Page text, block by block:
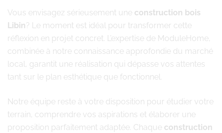
Vous envisagez sérieusement une construction bois
Libin? Le moment est idéal pour transformer cette
réflexion en projet concret. L’expertise de ModuleHome,
combinée à notre connaissance approfondie du marché
local, garantit une réalisation qui dépasse vos attentes
tant sur le plan esthétique que fonctionnel.
Notre équipe reste à votre disposition pour étudier votre
terrain, comprendre vos aspirations et élaborer une
proposition parfaitement adaptée. Chaque construction